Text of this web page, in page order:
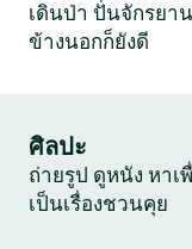
เดินป่า ปั่นจักรยา
ข้างนอกก็ยังดี
ศิลปะ
ถ่ายรูป ดูหนัง หาเ
เป็นเรื่องชวนคุย